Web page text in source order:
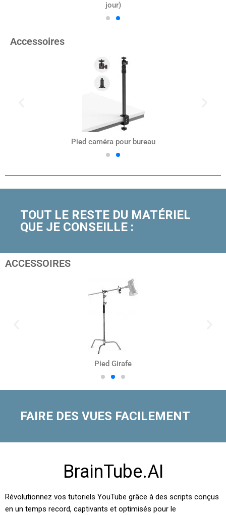
jour)
Accessoires
Pied caméra pour bureau
TOUT LE RESTE DU MATÉRIEL
QUE JE CONSEILLE :
ACCESSOIRES
Pied Girafe
FAIRE DES VUES FACILEMENT
BrainTube.AI
Révolutionnez vos tutoriels YouTube grâce à des scripts conçus
en un temps record, captivants et optimisés pour le